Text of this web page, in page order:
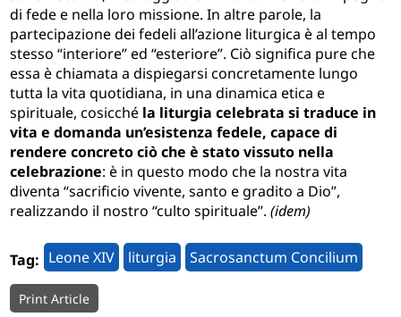
di fede e nella loro missione. In altre parole, la
partecipazione dei fedeli all’azione liturgica è al tempo
stesso “interiore” ed “esteriore”. Ciò significa pure che
essa è chiamata a dispiegarsi concretamente lungo
tutta la vita quotidiana, in una dinamica etica e
spirituale, cosicché la liturgia celebrata si traduce in
vita e domanda un’esistenza fedele, capace di
rendere concreto ciò che è stato vissuto nella
celebrazione: è in questo modo che la nostra vita
diventa “sacrificio vivente, santo e gradito a Dio”,
realizzando il nostro “culto spirituale”. (idem)
Tag: Leone XIV liturgia Sacrosanctum Concilium
Print Article